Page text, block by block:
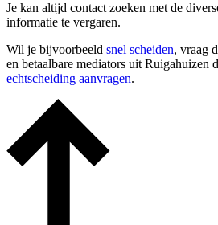
Je kan altijd contact zoeken met de
informatie te vergaren.
Wil je bijvoorbeeld snel scheiden, vraag
en betaalbare mediators uit Ruigahuizen
echtscheiding aanvragen.